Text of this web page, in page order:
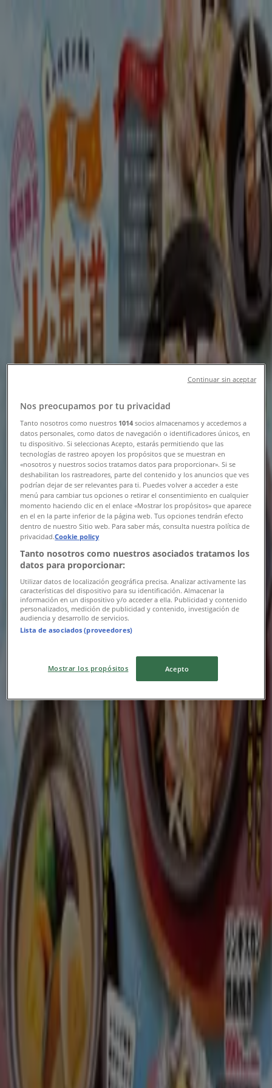
あなたはここにいる：
Featured スーパーマーケット ファッション
ホームセンター&
家電
カラオケ & エンター
スポーツ おもちゃ&子供向け商品
車&モーターバ
レストラン 海老名市：クーポン、メニ
ュー、割引情報
海老名市のTiendeo
レストランの海老名市チラシ
8月5日（水）スタート！デカ盛祭 開催いたし
ます！
8/19 日まで有効海老名市
びっくりドンキー
排他的な取引と掘り出し物
ニューヨーカーズカフェ
ニューヨーカーズカフェ メニュー
私たちの最高の掘り出し物
8/31 日まで有効 海老名市
-2 日数
海老名市
とりあえず吾平
Nos preocupamos por tu privacidad
Tanto nosotros como nuestros 1014 socios almacenamos y accedemos a
datos personales, como datos de navegación o identificadores únicos, en
tu dispositivo. Si seleccionas Acepto, estarás permitiendo que las
tecnologías de rastreo apoyen los propósitos que se muestran en
«nosotros y nuestros socios tratamos datos para proporcionar». Si se
deshabilitan los rastreadores, parte del contenido y los anuncios que ves
podrían dejar de ser relevantes para ti. Puedes volver a acceder a este
menú para cambiar tus opciones o retirar el consentimiento en cualquier
momento haciendo clic en el enlace «Mostrar los propósitos» que aparece
en el en la parte inferior de la página web. Tus opciones tendrán efecto
dentro de nuestro Sitio web. Para saber más, consulta nuestra política de
privacidad.Cookie policy
Tanto nosotros como nuestros asociados tratamos los
datos para proporcionar:
Utilizar datos de localización geográfica precisa. Analizar activamente las
características del dispositivo para su identificación. Almacenar la
información en un dispositivo y/o acceder a ella. Publicidad y contenido
personalizados, medición de publicidad y contenido, investigación de
audiencia y desarrollo de servicios.
Lista de asociados (proveedores)
Mostrar los propósitos Acepto
Continuar sin aceptar